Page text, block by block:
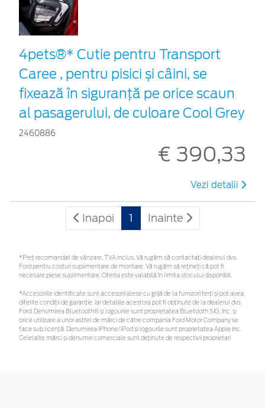
4pets®* Cutie pentru Transport
Caree , pentru pisici și câini, se
fixează în siguranță pe orice scaun
al pasagerului, de culoare Cool Grey
2460886
€ 390,33
Vezi detalii
Inapoi 1 Inainte
*Preţ recomandat de vânzare, TVA inclus. Vă rugăm să contactaţi dealerul dvs.
Ford pentru costuri suplimentare de montare. Vă rugăm să rețineți că pot fi
necesare piese suplimentare. Oferta este valabilă în limita stocului disponibil.
*Accesoriile identificate sunt accesorii alese cu grijă de la furnizori terți și pot avea
diferite condiții de garanție, iar detaliile acestora pot fi obținute de la dealerul dvs.
Ford. Denumirea Bluetooth® și logourile sunt proprietatea Bluetooth SIG, Inc. și
orice utilizare a unor astfel de mărci de către compania Ford Motor Company se
face sub licență. Denumirea iPhone/iPod și logourile sunt proprietatea Apple Inc.
Celelalte mărci și denumiri comerciale sunt deținute de respectivii proprietari